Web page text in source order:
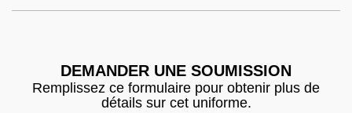
DEMANDER UNE SOUMISSION
Remplissez ce formulaire pour obtenir plus de
détails sur cet uniforme.